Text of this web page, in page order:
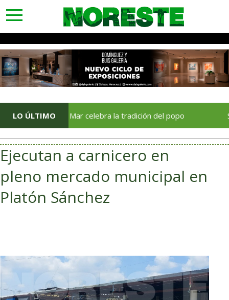
toggle
navigation
LO ÚLTIMO
del Mar celebra la tradición del popo Salud
Ejecutan a carnicero en
pleno mercado municipal en
Platón Sánchez